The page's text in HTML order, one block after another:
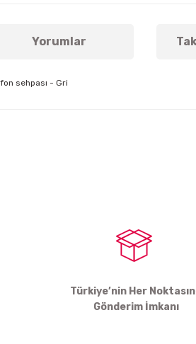
Yorumlar
sehpası - Gri
Türkiye’nin Her
Gönderim İmkanı